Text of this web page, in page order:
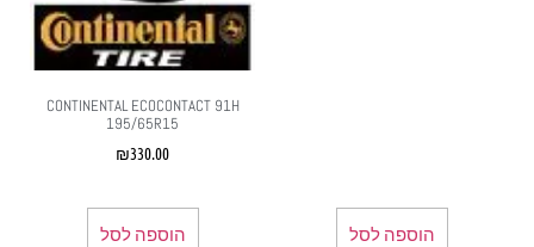
הוספה לסל
CONTINENTAL ECOCONTACT 91H
195/65R15
₪330.00
הוספה לסל